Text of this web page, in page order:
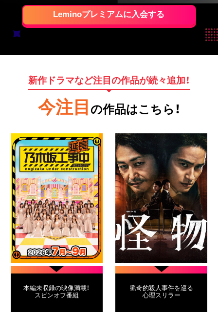
Leminoプレミアムに入会する
新作ドラマなど注目の作品が続々追加！
今注目 の作品はこちら！
本編未収録の映像満載！
スピンオフ番組
猟奇的殺人事件を巡る
心理スリラー